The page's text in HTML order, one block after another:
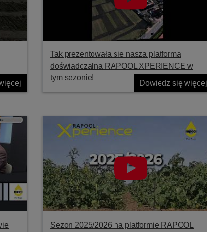
Tak prezentowała sie nasza platforma
doświadczalna RAPOOL XPERIENCE w
tym sezonie!
Dowiedz się więcej
Sezon 2025/2026 na platformie RAPOOL